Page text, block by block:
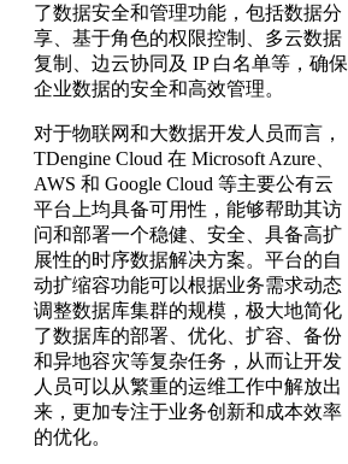
了数据安全和管理功能，包括数据分
享、基于角色的权限控制、多云数据
复制、边云协同及 IP 白名单等，确保
企业数据的安全和高效管理。
对于物联网和大数据开发人员而言，
TDengine Cloud 在 Microsoft Azure、
AWS 和 Google Cloud 等主要公有云
平台上均具备可用性，能够帮助其访
问和部署一个稳健、安全、具备高扩
展性的时序数据解决方案。平台的自
动扩缩容功能可以根据业务需求动态
调整数据库集群的规模，极大地简化
了数据库的部署、优化、扩容、备份
和异地容灾等复杂任务，从而让开发
人员可以从繁重的运维工作中解放出
来，更加专注于业务创新和成本效率
的优化。